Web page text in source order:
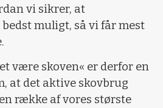
vi sikrer, at
muligt, så vi får mest
være skoven« er derfor en
at det aktive skovbrug
række af vores største